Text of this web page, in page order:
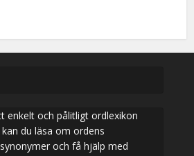
enkelt och pålitligt ordlexikon
du läsa om ordens
och få hjälp med